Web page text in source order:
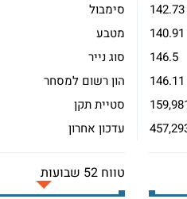
142.73
140.91
146.5
146.11
סימבול
מטבע
סוג נייר
הון רשום למסחר
סטיית תקן
עדכון אחרון
טווח 52 שבועות